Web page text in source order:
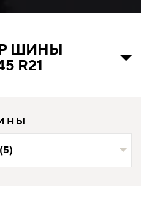
ШИНЫ
R21